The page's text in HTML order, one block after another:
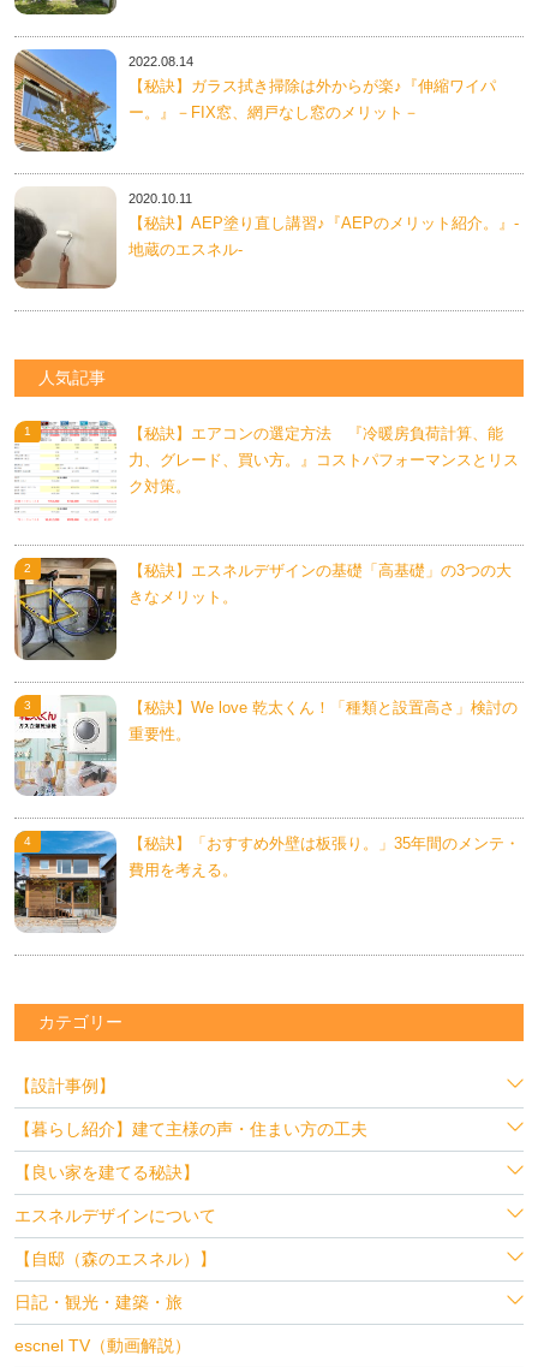
2022.08.14
【秘訣】ガラス拭き掃除は外からが楽♪『伸縮ワイパ
ー。』－FIX窓、網戸なし窓のメリット－
2020.10.11
【秘訣】AEP塗り直し講習♪『AEPのメリット紹介。』-
地蔵のエスネル-
人気記事
【秘訣】エアコンの選定方法 『冷暖房負荷計算、能
力、グレード、買い方。』コストパフォーマンスとリス
ク対策。
【秘訣】エスネルデザインの基礎「高基礎」の3つの大
きなメリット。
【秘訣】We love 乾太くん！「種類と設置高さ」検討の
重要性。
【秘訣】「おすすめ外壁は板張り。」35年間のメンテ・
費用を考える。
カテゴリー
【設計事例】
【暮らし紹介】建て主様の声・住まい方の工夫
【良い家を建てる秘訣】
エスネルデザインについて
【自邸（森のエスネル）】
日記・観光・建築・旅
escnel TV（動画解説）